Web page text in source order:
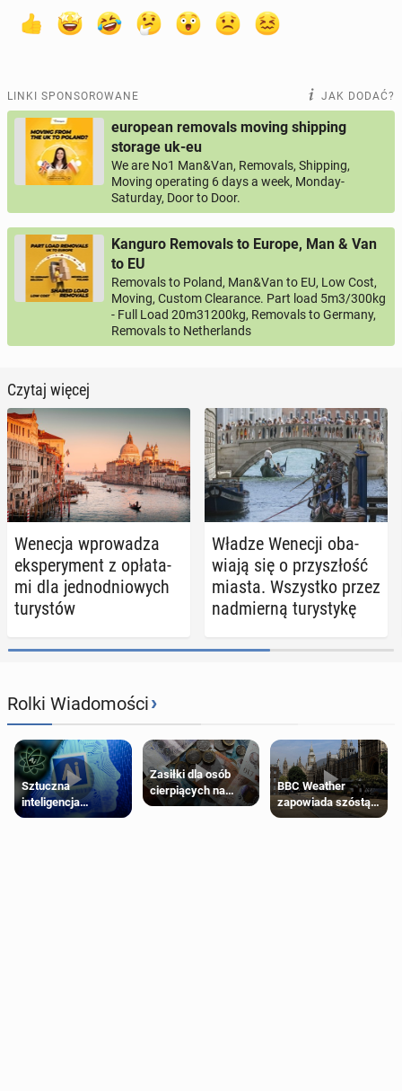
LINKI SPONSOROWANE JAK DODAĆ?
european removals moving shipping
storage uk-eu
We are No1 Man&Van, Removals, Shipping,
Moving operating 6 days a week, Monday-
Saturday, Door to Door.
Kanguro Removals to Europe, Man & Van
to EU
Removals to Poland, Man&Van to EU, Low Cost,
Moving, Custom Clearance. Part load 5m3/300kg
- Full Load 20m31200kg, Removals to Germany,
Removals to Netherlands
Czytaj więcej
Wenecja wpro­wa­dza
eks­pe­ry­ment z opła­ta­
mi dla jed­no­dnio­wych
tu­ry­stów
Władze Wenecji oba­
wia­ją się o przy­szłość
miasta. Wszyst­ko przez
nad­mier­ną tu­ry­sty­kę
Rolki Wiadomości›
Sztuczna
inteligencja
próbowała oszukać
Zasiłki dla osób
cierpiących na
schorzenia
BBC Weather
zapowiada szóstą
falę upałów w